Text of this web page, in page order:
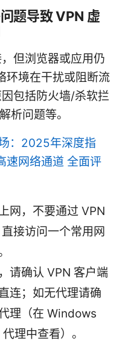
题导致 VPN 虚
但浏览器或应用仍
环境在干扰或阻断流
包括防火墙/杀软拦
析问题等。
：2025年深度指
速网络通道 全面评
网，不要通过 VPN
接访问一个常用网
请确认 VPN 客户端
连；如无代理请确
理（在 Windows
理中查看）。